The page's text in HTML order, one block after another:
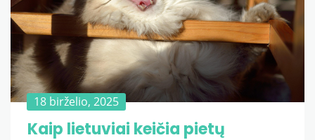
18 birželio, 2025
Kaip lietuviai keičia pietų